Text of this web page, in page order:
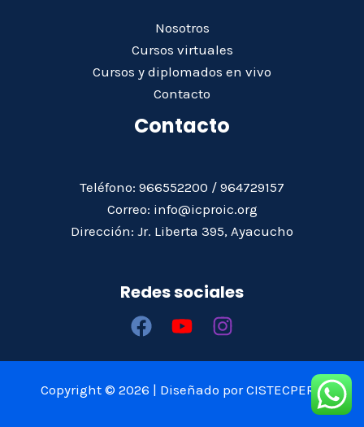
Nosotros
Cursos virtuales
Cursos y diplomados en vivo
Contacto
Contacto
Teléfono: 966552200 / 964729157
Correo: info@icproic.org
Dirección: Jr. Liberta 395, Ayacucho
Redes sociales
Copyright © 2026 | Diseñado por CISTECPERÚ